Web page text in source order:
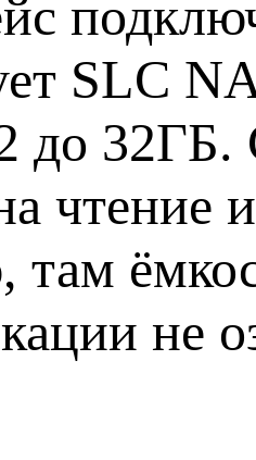
SLC
до 32ГБ.
чтение
там
не